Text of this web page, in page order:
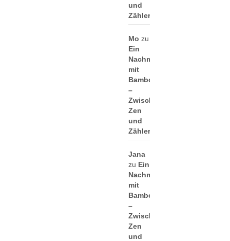
und
Zählerei
Mo zu
Ein
Nachmittag
mit
Bamboo
–
Zwischen
Zen
und
Zählerei
Jana
zu Ein
Nachmittag
mit
Bamboo
–
Zwischen
Zen
und